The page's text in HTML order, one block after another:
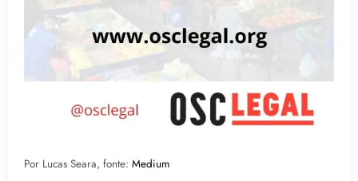
Por Lucas Seara, fonte: Medium